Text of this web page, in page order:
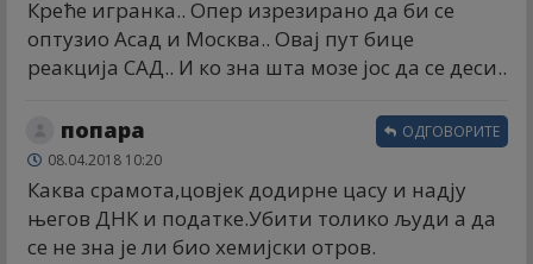
Креће игранка.. Опер изрезирано да би се
оптузио Асад и Москва.. Овај пут бице
реакција САД.. И ко зна шта мозе јос да се деси..
попара
08.04.2018 10:20
Каква срамота,цовјек додирне цасу и надју
његов ДНК и податке.Убити толико људи а да
се не зна је ли био хемијски отров.
ОДГОВОРИТЕ